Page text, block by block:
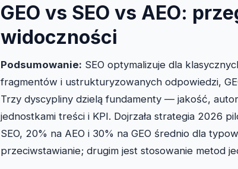
GEO vs SEO vs AEO:
widoczności
Podsumowanie: SEO optymalizuje dla
fragmentów i ustrukturyzowanych odpowiedzi,
Trzy dyscypliny dzielą fundamenty — jakość,
jednostkami treści i KPI. Dojrzała strategia 2026
SEO, 20% na AEO i 30% na GEO średnio dla
przeciwstawianie; drugim jest stosowanie metod